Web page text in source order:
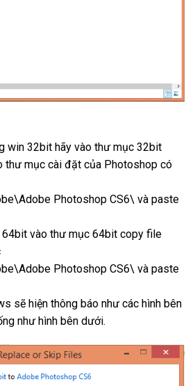
win 32bit hãy vào thư mục 32bit
thư mục cài đặt của Photoshop có
Photoshop CS6\ và paste
64bit vào thư mục 64bit copy file
Photoshop CS6\ và paste
sẽ hiện thông báo như các hình bên
như hình bên dưới.